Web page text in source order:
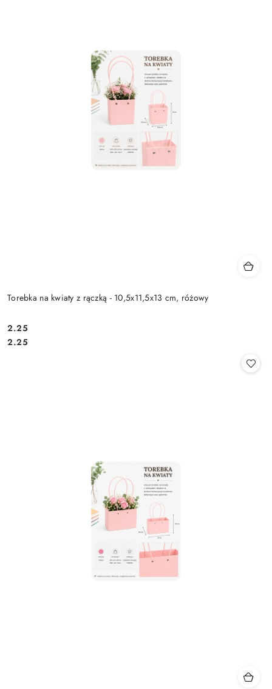
Torebka na kwiaty z rączką - 10,5x11,5x13 cm, różowy
Cena:
2.25
Cena:
2.25